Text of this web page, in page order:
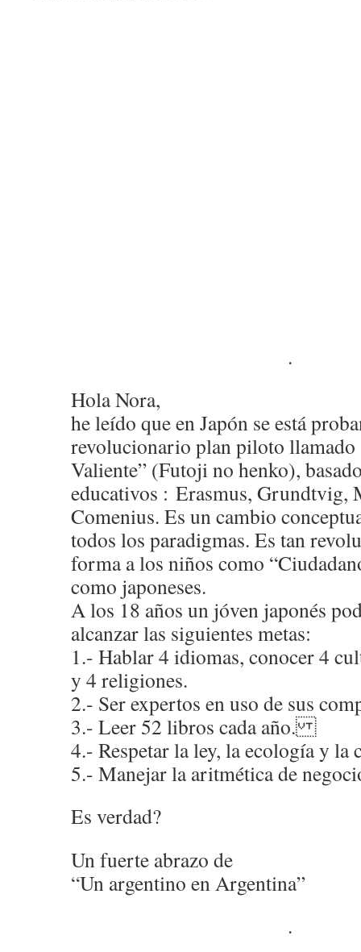
.
Hola Nora,
he leído que en Japón se está
revolucionario plan piloto llamado
Valiente” (Futoji no henko),
educativos : Erasmus, Grundtvig,
Comenius. Es un cambio
todos los paradigmas. Es tan
forma a los niños como
como japoneses.
A los 18 años un jóven japonés
alcanzar las siguientes metas:
1.- Hablar 4 idiomas, conocer 4
y 4 religiones.
2.- Ser expertos en uso de sus
3.- Leer 52 libros cada año.
4.- Respetar la ley, la ecología y la
5.- Manejar la aritmética de
Es verdad?
Un fuerte abrazo de
“Un argentino en Argentina”
.